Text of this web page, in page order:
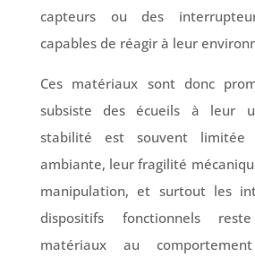
capteurs ou des
capables de réagir à leur
Ces matériaux sont donc
subsiste des écueils à leur
stabilité est souvent limitée
ambiante, leur fragilité
manipulation, et surtout les
dispositifs fonctionnels
matériaux au